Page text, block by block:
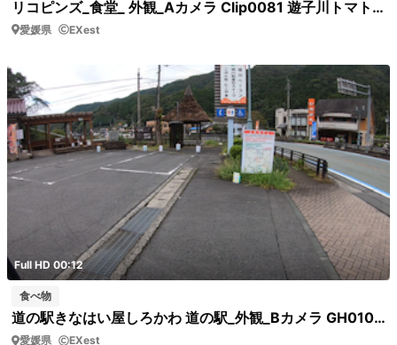
リコピンズ_食堂_ 外観_Aカメラ Clip0081 遊子川トマトの旗 食堂ゆすかわの左手入り口にある旗
愛媛県 EXest
Full HD 00:12
食べ物
道の駅きなはい屋しろかわ 道の駅_外観_Bカメラ GH010074 道の駅 看板
愛媛県 EXest